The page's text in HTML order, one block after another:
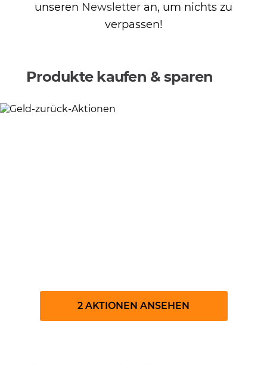
unseren Newsletter an, um nichts zu
verpassen!
Produkte kaufen & sparen
2 AKTIONEN ANSEHEN